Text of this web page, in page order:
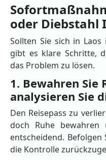
oder Diebstahl
Sollten Sie sich in
gibt es klare Schritte,
das Problem zu lösen.
1. Bewahren Sie
analysieren Sie
Den Reisepass zu
doch Ruhe
entscheidend.
die Kontrolle